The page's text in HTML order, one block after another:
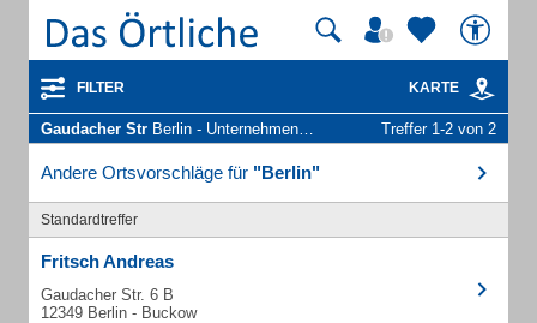
FILTER KARTE
Gaudacher Str Berlin - Unternehmen und Personen Treffer 1-2 von 2
Andere Ortsvorschläge für "Berlin"
Standardtreffer
Fritsch Andreas
Gaudacher Str. 6 B
12349 Berlin - Buckow